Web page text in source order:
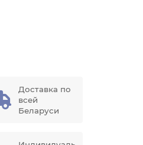
Доставка по
всей
Беларуси